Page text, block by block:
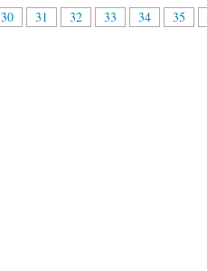
1
2
30 31 32 33 34 35